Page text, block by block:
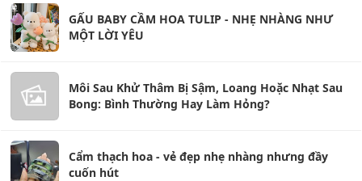
GẤU BABY CẦM HOA TULIP - NHẸ NHÀNG NHƯ
MỘT LỜI YÊU
Môi Sau Khử Thâm Bị Sậm, Loang Hoặc Nhạt Sau
Bong: Bình Thường Hay Làm Hỏng?
Cẩm thạch hoa - vẻ đẹp nhẹ nhàng nhưng đầy
cuốn hút